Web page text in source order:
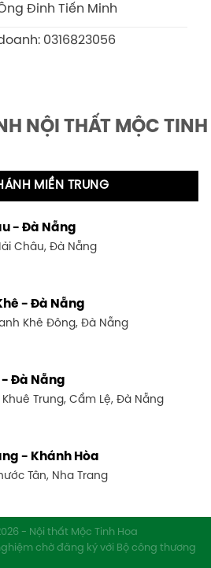
Đinh Tiến Minh
0316823056
NỘI THẤT MỘC
MIỀN TRUNG
- Đà Nẵng
Châu, Đà Nẵng
- Đà Nẵng
Khê Đông, Đà Nẵng
- Đà Nẵng
Trung, Cẩm Lệ, Đà Nẵng
- Khánh Hòa
Tân, Nha Trang
An
Hưng Bình, TP Vinh, Nghệ An
- Nội thất Mộc Tinh Hoa
chờ đăng ký với Bộ công thương